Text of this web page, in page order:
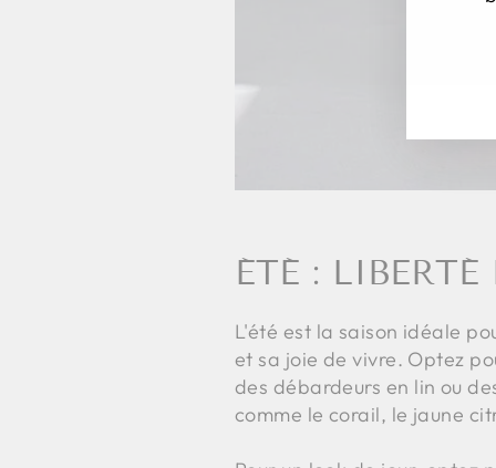
ÉTÉ : LIBERTÉ
L'été est la saison idéale
et sa joie de vivre. Optez
des débardeurs en lin ou
comme le corail, le jaune